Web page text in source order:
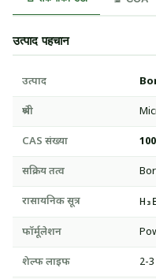
उत्पाद पहचान
उत्पाद
श्रेणी
CAS संख्या
सक्रिय तत्व
रासायनिक सूत्र
फॉर्मूलेशन
शेल्फ लाइफ 2-